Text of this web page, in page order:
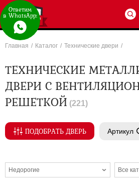
Артикул: ХХХ-
Главная / Каталог / Технические двери /
ТЕХНИЧЕСКИЕ
ДВЕРИ С
РЕШЕТКОЙ (221)
ПОДОБРАТЬ ДВЕРЬ Артикул
ХХХ-xxx-
Недорогие Все
Ответим
в WhatsApp: